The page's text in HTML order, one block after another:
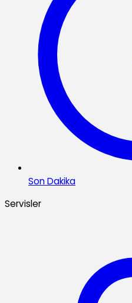
Son Dakika
Servisler